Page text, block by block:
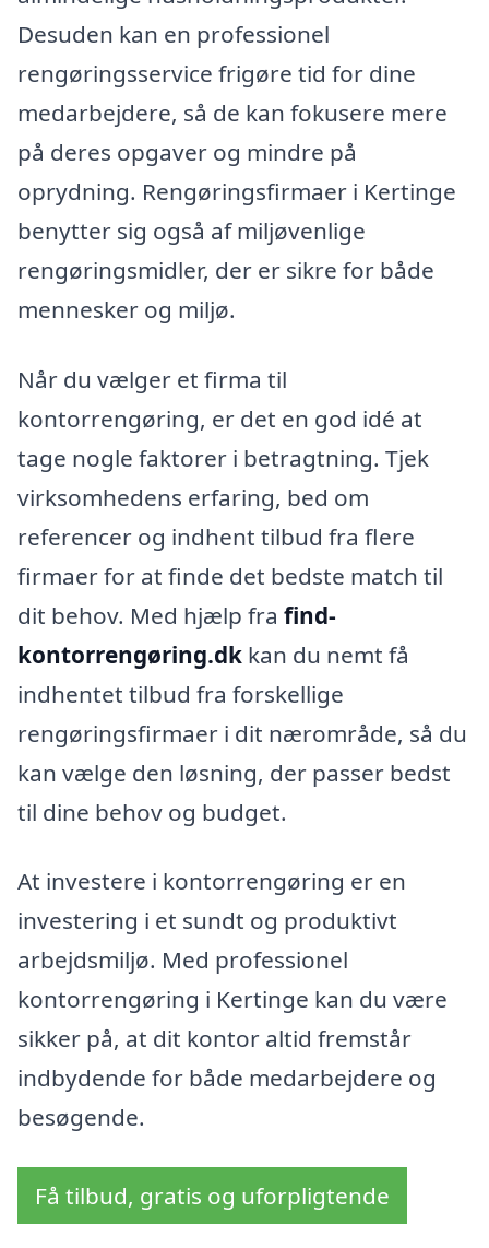
Desuden kan en professionel
rengøringsservice frigøre tid for dine
medarbejdere, så de kan fokusere mere
på deres opgaver og mindre på
oprydning. Rengøringsfirmaer i Kertinge
benytter sig også af miljøvenlige
rengøringsmidler, der er sikre for både
mennesker og miljø.
Når du vælger et firma til
kontorrengøring, er det en god idé at
tage nogle faktorer i betragtning. Tjek
virksomhedens erfaring, bed om
referencer og indhent tilbud fra flere
firmaer for at finde det bedste match til
dit behov. Med hjælp fra find-
kontorrengøring.dk kan du nemt få
indhentet tilbud fra forskellige
rengøringsfirmaer i dit nærområde, så du
kan vælge den løsning, der passer bedst
til dine behov og budget.
At investere i kontorrengøring er en
investering i et sundt og produktivt
arbejdsmiljø. Med professionel
kontorrengøring i Kertinge kan du være
sikker på, at dit kontor altid fremstår
indbydende for både medarbejdere og
besøgende.
Få tilbud, gratis og uforpligtende